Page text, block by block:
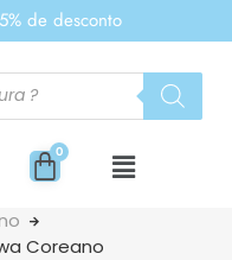
de desconto
Coreano